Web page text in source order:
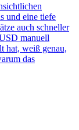
und eine tiefe
auch schneller
manuell
hat, weiß genau,
das